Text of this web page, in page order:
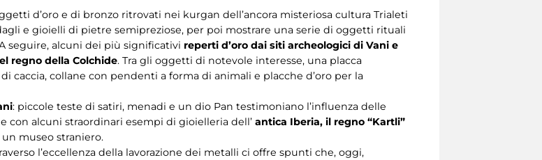
d’oro e di bronzo ritrovati nei kurgan dell’ancora misteriosa cultura Trialeti
e gioielli di pietre semipreziose, per poi mostrare una serie di oggetti rituali
seguire, alcuni dei più significativi reperti d’oro dai siti archeologici di Vani e
regno della Colchide. Tra gli oggetti di notevole interesse, una placca
caccia, collane con pendenti a forma di animali e placche d’oro per la
: piccole teste di satiri, menadi e un dio Pan testimoniano l’influenza delle
con alcuni straordinari esempi di gioielleria dell’ antica Iberia, il regno “Kartli”
museo straniero.
l’eccellenza della lavorazione dei metalli ci offre spunti che, oggi,